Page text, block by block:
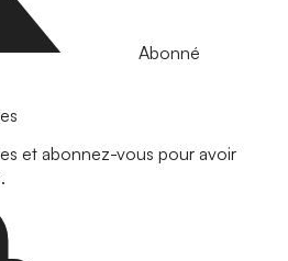
Abonné
et abonnez-vous pour avoir